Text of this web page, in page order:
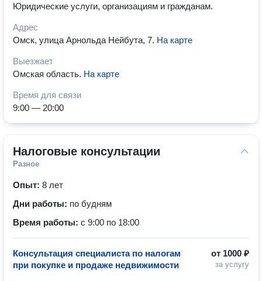
Юридические услуги, организациям и гражданам.
Адрес
Омск, улица Арнольда Нейбута, 7. На карте
Выезжает
Омская область. На карте
Время для связи
9:00 — 20:00
Налоговые консультации
Разное
Опыт: 8 лет
Дни работы: по будням
Время работы: с 9:00 по 18:00
от 1000 ₽
за услугу
Консультация специалиста по налогам
при покупке и продаже недвижимости